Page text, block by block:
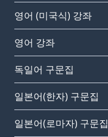
영어 (미국식) 강좌
영어 강좌
독일어 구문집
일본어(한자) 구문집
일본어(로마자) 구문집